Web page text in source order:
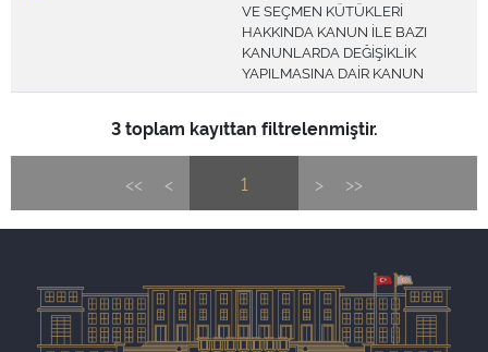
VE SEÇMEN KÜTÜKLERİ
HAKKINDA KANUN İLE BAZI
KANUNLARDA DEĞİŞİKLİK
YAPILMASINA DAİR KANUN
3 toplam kayıttan filtrelenmiştir.
<< < 1 > >>